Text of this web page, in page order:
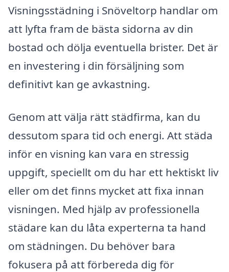
Visningsstädning i Snöveltorp handlar om
att lyfta fram de bästa sidorna av din
bostad och dölja eventuella brister. Det är
en investering i din försäljning som
definitivt kan ge avkastning.
Genom att välja rätt städfirma, kan du
dessutom spara tid och energi. Att städa
inför en visning kan vara en stressig
uppgift, speciellt om du har ett hektiskt liv
eller om det finns mycket att fixa innan
visningen. Med hjälp av professionella
städare kan du låta experterna ta hand
om städningen. Du behöver bara
fokusera på att förbereda dig för